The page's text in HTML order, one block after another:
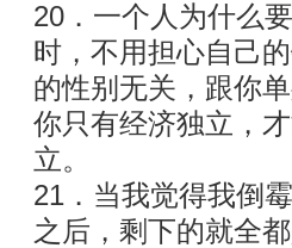
20．一个人为什么
时，不用担心自己
的性别无关，跟你
你只有经济独立，
立。
21．当我觉得我倒
之后，剩下的就全